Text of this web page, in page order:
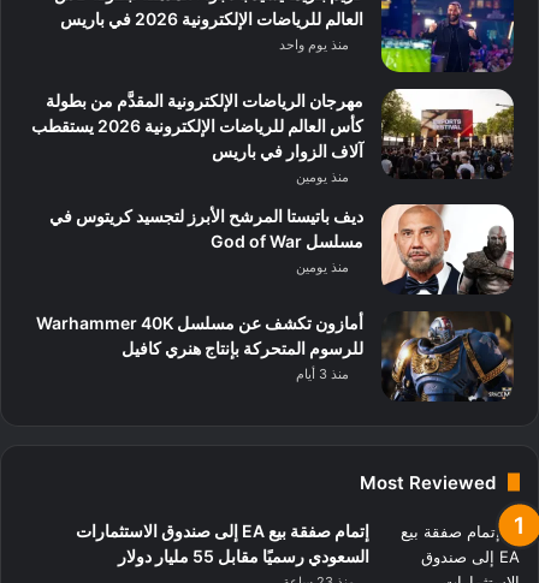
العالم للرياضات الإلكترونية 2026 في باريس
منذ يوم واحد
مهرجان الرياضات الإلكترونية المقدَّم من بطولة
كأس العالم للرياضات الإلكترونية 2026 يستقطب
آلاف الزوار في باريس
منذ يومين
ديف باتيستا المرشح الأبرز لتجسيد كريتوس في
مسلسل God of War
منذ يومين
أمازون تكشف عن مسلسل Warhammer 40K
للرسوم المتحركة بإنتاج هنري كافيل
منذ 3 أيام
Most Reviewed
إتمام صفقة بيع EA إلى صندوق الاستثمارات
السعودي رسميًا مقابل 55 مليار دولار